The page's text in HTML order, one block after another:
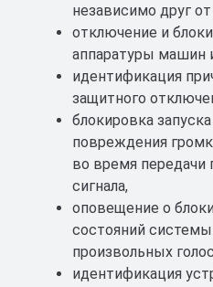
независимо друг от
отключение и
аппаратуры машин
идентификация
защитного
блокировка
повреждения
во время передачи
сигнала,
оповещение о
состояний
произвольных
идентификация